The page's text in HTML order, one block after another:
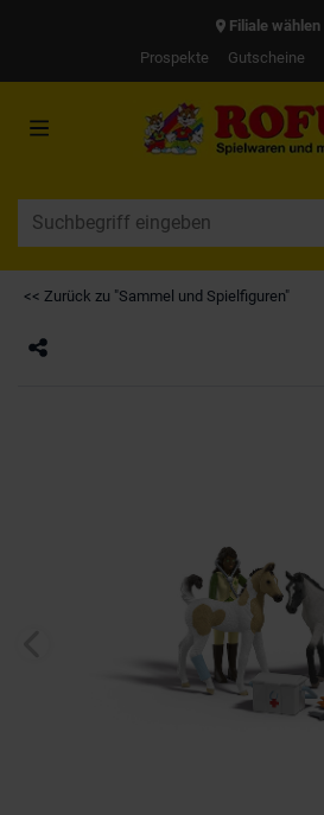
Filiale wählen
Prospekte
Gutscheine
<< Zurück zu "Sammel und Spielfiguren"